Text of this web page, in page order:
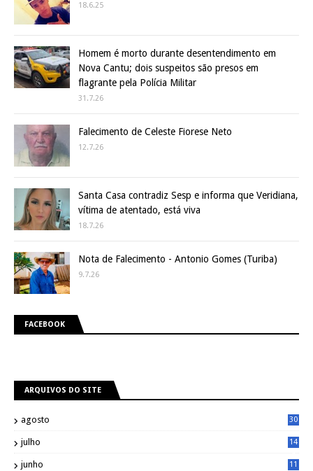
18.6.25
Homem é morto durante desentendimento em
Nova Cantu; dois suspeitos são presos em
flagrante pela Polícia Militar
31.7.26
Falecimento de Celeste Fiorese Neto
12.7.26
Santa Casa contradiz Sesp e informa que Veridiana,
vítima de atentado, está viva
18.7.26
Nota de Falecimento - Antonio Gomes (Turiba)
9.7.26
FACEBOOK
ARQUIVOS DO SITE
agosto 30
julho
14
junho
11